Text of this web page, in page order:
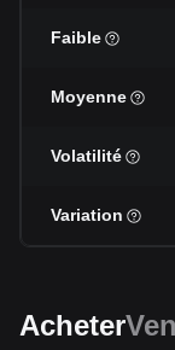
Faible
Moyenne
Volatilité
Variation
Acheter